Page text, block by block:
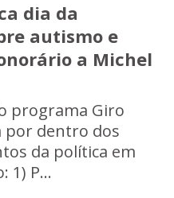
dia da
autismo e
a Michel
programa Giro
por dentro dos
da política em
1) P...